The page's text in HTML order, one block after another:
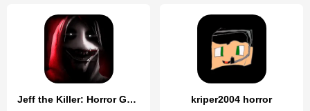
Jeff the Killer: Horror Game kriper2004 horror